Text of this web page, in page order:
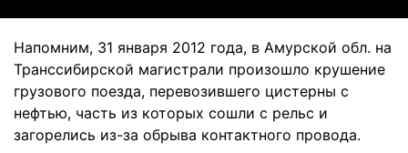
Напомним, 31 января 2012 года, в Амурской обл. на
Транссибирской магистрали произошло крушение
грузового поезда, перевозившего цистерны с
нефтью, часть из которых сошли с рельс и
загорелись из-за обрыва контактного провода.